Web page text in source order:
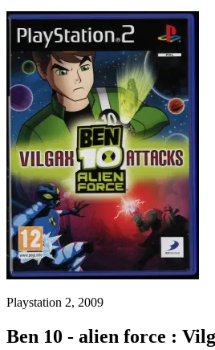
Playstation 2, 2009
Ben 10 - alien force :